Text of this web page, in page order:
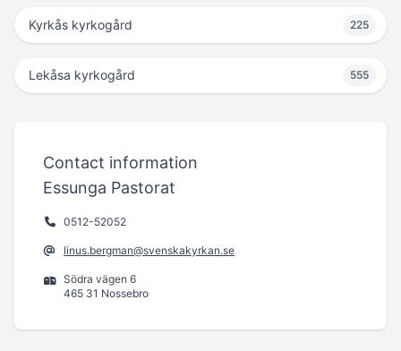
Kyrkås kyrkogård 225
Lekåsa kyrkogård 555
Contact information
Essunga Pastorat
0512-52052
linus.bergman@svenskakyrkan.se
Södra vägen 6
465 31 Nossebro